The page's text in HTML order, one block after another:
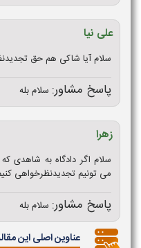
علی نیا
سلام آیا شاکی هم حق
پاسخ مشاور: سلام بله
زهرا
سلام اگر دادگاه به شاهدی
می تونیم تجدیدنظرخواهی
پاسخ مشاور: سلام بله
عناوین اصلی این